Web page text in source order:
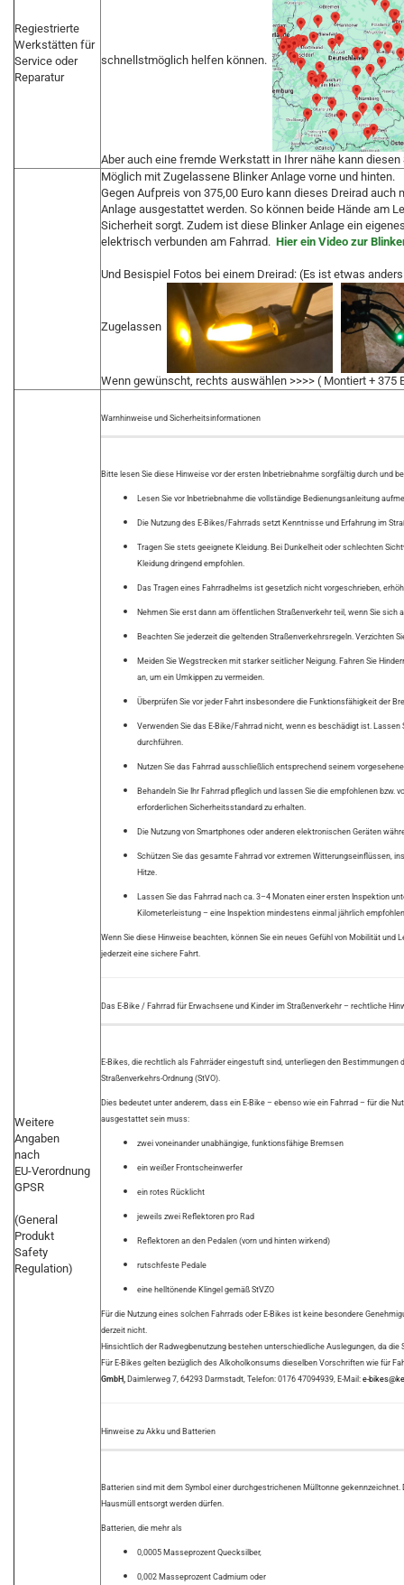
Regiestrierte
Werkstätten für
Service oder
Reparatur
schnellstmöglich helfen können.
Aber auch eine fremde Werkstatt in Ihrer nähe kann
Möglich mit Zugelassene Blinker Anlage vorne und hinten.
Gegen Aufpreis von 375,00 Euro kann dieses Dreirad
Anlage ausgestattet werden. So können beide Hände am
Sicherheit sorgt. Zudem ist diese Blinker Anlage ein
elektrisch verbunden am Fahrrad. Hier ein Video zur
Und Besispiel Fotos bei einem Dreirad: (Es ist etwas
Zugelassen
Wenn gewünscht, rechts auswählen >>>> ( Montiert + 375
Weitere
Angaben
nach
EU-Verordnung
GPSR
(General
Produkt
Safety
Regulation)
Warnhinweise und Sicherheitsinformationen
Bitte lesen Sie diese Hinweise vor der ersten Inbetriebnahme sorgfältig durch und
Lesen Sie vor Inbetriebnahme die vollständige Bedienungsanleitung
Die Nutzung des E-Bikes/Fahrrads setzt Kenntnisse und Erfahrung im
Tragen Sie stets geeignete Kleidung. Bei Dunkelheit oder schlechten
Kleidung dringend empfohlen.
Das Tragen eines Fahrradhelms ist gesetzlich nicht vorgeschrieben,
Nehmen Sie erst dann am öffentlichen Straßenverkehr teil, wenn Sie
Beachten Sie jederzeit die geltenden Straßenverkehrsregeln. Verzichten
Meiden Sie Wegstrecken mit starker seitlicher Neigung. Fahren Sie
an, um ein Umkippen zu vermeiden.
Überprüfen Sie vor jeder Fahrt insbesondere die Funktionsfähigkeit der
Verwenden Sie das E-Bike/Fahrrad nicht, wenn es beschädigt ist.
durchführen.
Nutzen Sie das Fahrrad ausschließlich entsprechend seinem
Behandeln Sie Ihr Fahrrad pfleglich und lassen Sie die empfohlenen
erforderlichen Sicherheitsstandard zu erhalten.
Die Nutzung von Smartphones oder anderen elektronischen Geräten
Schützen Sie das gesamte Fahrrad vor extremen Witterungseinflüssen,
Hitze.
Lassen Sie das Fahrrad nach ca. 3–4 Monaten einer ersten Inspektion
Kilometerleistung – eine Inspektion mindestens einmal jährlich
Wenn Sie diese Hinweise beachten, können Sie ein neues Gefühl von Mobilität und
jederzeit eine sichere Fahrt.
Das E-Bike / Fahrrad für Erwachsene und Kinder im Straßenverkehr – rechtliche
E-Bikes, die rechtlich als Fahrräder eingestuft sind, unterliegen den Bestimmungen
Straßenverkehrs-Ordnung (StVO).
Dies bedeutet unter anderem, dass ein E-Bike – ebenso wie ein Fahrrad – für die
ausgestattet sein muss:
zwei voneinander unabhängige, funktionsfähige Bremsen
ein weißer Frontscheinwerfer
ein rotes Rücklicht
jeweils zwei Reflektoren pro Rad
Reflektoren an den Pedalen (vorn und hinten wirkend)
rutschfeste Pedale
eine helltönende Klingel gemäß StVZO
Für die Nutzung eines solchen Fahrrads oder E-Bikes ist keine besondere
derzeit nicht.
Hinsichtlich der Radwegbenutzung bestehen unterschiedliche Auslegungen, da die
Für E-Bikes gelten bezüglich des Alkoholkonsums dieselben Vorschriften wie für
GmbH, Daimlerweg 7, 64293 Darmstadt, Telefon: 0176 47094939, E-Mail: e-
Hinweise zu Akku und Batterien
Batterien sind mit dem Symbol einer durchgestrichenen Mülltonne
Hausmüll entsorgt werden dürfen.
Batterien, die mehr als
0,0005 Masseprozent Quecksilber,
0,002 Masseprozent Cadmium oder